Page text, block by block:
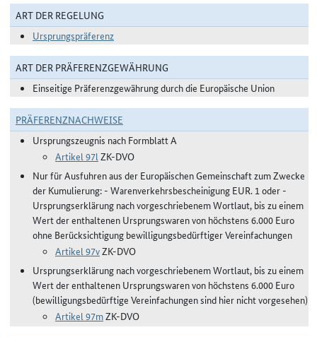
ART DER REGELUNG
Ursprungspräferenz
ART DER PRÄFERENZGEWÄHRUNG
Einseitige Präferenzgewährung durch die Europäische Union
PRÄFERENZNACHWEISE
Ursprungszeugnis nach Formblatt A
Artikel 97lZK-DVO
Nur für Ausfuhren aus der Europäischen Gemeinschaft zum Zwecke
der Kumulierung: - Warenverkehrsbescheinigung EUR. 1 oder -
Ursprungserklärung nach vorgeschriebenem Wortlaut, bis zu einem
Wert der enthaltenen Ursprungswaren von höchstens 6.000 Euro
ohne Berücksichtigung bewilligungsbedürftiger Vereinfachungen
Artikel 97vZK-DVO
Ursprungserklärung nach vorgeschriebenem Wortlaut, bis zu einem
Wert der enthaltenen Ursprungswaren von höchstens 6.000 Euro
(bewilligungsbedürftige Vereinfachungen sind hier nicht vorgesehen)
Artikel 97mZK-DVO